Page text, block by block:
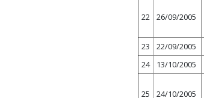
22 26/09/2005
23
22/09/2005
24
13/10/2005
25 24/10/2005